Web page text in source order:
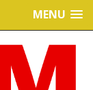
MENU